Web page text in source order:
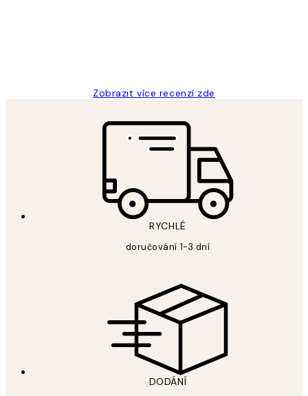
Zobrazit více recenzí zde
RYCHLÉ
doručování 1-3 dní
DODÁNÍ